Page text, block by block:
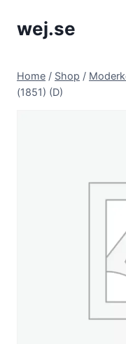
wej.se
Home / Shop /
(1851) (D)